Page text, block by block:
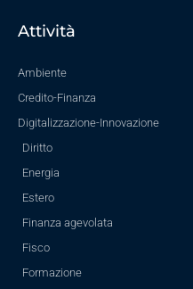
Attività
Ambiente
Credito-Finanza
Digitalizzazione-Innovazione
Diritto
Energia
Estero
Finanza agevolata
Fisco
Formazione